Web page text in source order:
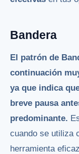
Bandera
El patrón de
continuación
ya que indica
breve pausa
predominante.
cuando se utiliza
herramienta